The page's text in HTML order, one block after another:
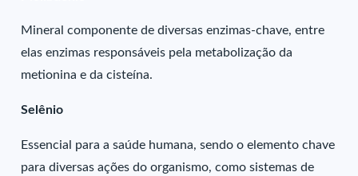
Mineral componente de diversas enzimas-chave, entre
elas enzimas responsáveis pela metabolização da
metionina e da cisteína.
Selênio
Essencial para a saúde humana, sendo o elemento chave
para diversas ações do organismo, como sistemas de